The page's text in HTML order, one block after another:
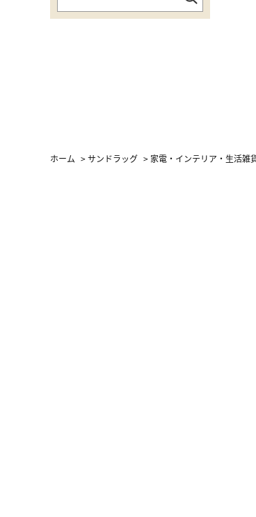
ホーム >サンドラッグ > 家電・インテリア・生活雑